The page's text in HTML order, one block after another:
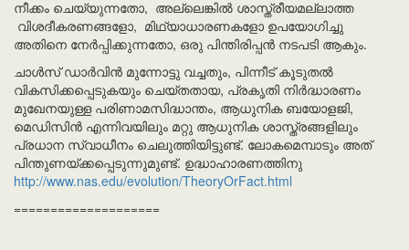
നീക്കം ചെയ്യുന്നതോ, അല്ലെങ്കിൽ ശാസ്ത്രീയമല്ലാത്ത
വിശദീകരണങ്ങളോ, മിഥ്യാധാരണകളോ ഉപയോഗിച്ചു
അതിനെ നേർപ്പിക്കുന്നതോ, ഒരു പിന്തിരിപ്പൻ നടപടി ആകും.
ചാൾസ് ഡാർവിൻ മുന്നോട്ടു വച്ചതും, പിന്നീട് കൂടുതൽ
വികസിക്കപ്പെടുകയും ചെയ്തതായ, പ്രകൃതി നിർദ്ധാരണം
മുഖേനയുള്ള പരിണാമസിദ്ധാന്തം, ആധുനിക ബയോളജി,
മെഡിസിൻ എന്നിവയിലും മറ്റു ആധുനിക ശാസ്ത്രങ്ങളിലും
പ്രധാന സ്വാധീനം ചെലുത്തിയിട്ടുണ്ട്. ലോകമെമ്പാടും അത്
പിന്തുണയ്ക്കപ്പെടുന്നുമുണ്ട്. ഉദ്ധാഹാരണത്തിനു
http://www.nas.edu/evolution/TheoryOrFact.html
====================